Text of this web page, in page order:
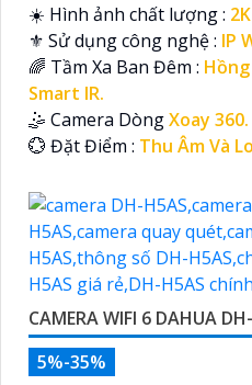
☀️ Hình ảnh chất lượng :
⚜️ Sử dụng công nghệ : IP
🌈 Tầm Xa Ban Đêm :
Smart IR.
🤹 Camera DòngXoay 360.
️💮 Đặt Điểm : Thu Âm Và
CAMERA WIFI 6 DAHUA
5%-35%